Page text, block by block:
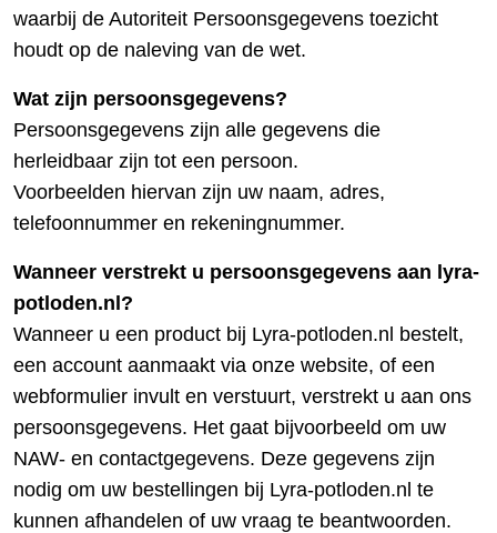
waarbij de Autoriteit Persoonsgegevens toezicht
houdt op de naleving van de wet.
Wat zijn persoonsgegevens?
Persoonsgegevens zijn alle gegevens die
herleidbaar zijn tot een persoon.
Voorbeelden hiervan zijn uw naam, adres,
telefoonnummer en rekeningnummer.
Wanneer verstrekt u persoonsgegevens aan lyra-
potloden.nl?
Wanneer u een product bij Lyra-potloden.nl bestelt,
een account aanmaakt via onze website, of een
webformulier invult en verstuurt, verstrekt u aan ons
persoonsgegevens. Het gaat bijvoorbeeld om uw
NAW- en contactgegevens. Deze gegevens zijn
nodig om uw bestellingen bij Lyra-potloden.nl te
kunnen afhandelen of uw vraag te beantwoorden.